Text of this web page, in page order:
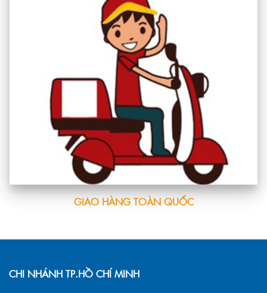
GIAO HÀNG TOÀN QUỐC
CHI NHÁNH TP.HỒ CHÍ MINH